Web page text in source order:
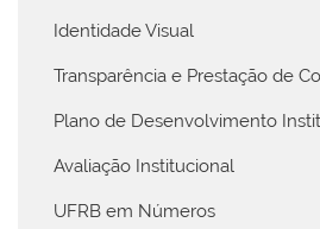
Identidade Visual
Transparência e Prestação de
Plano de Desenvolvimento
Avaliação Institucional
UFRB em Números